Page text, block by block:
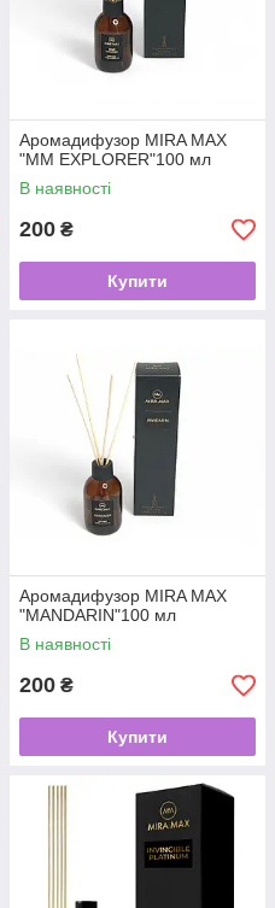
Аромадифузор MIRA MAX
"MM EXPLORER"100 мл
В наявності
200 ₴
Купити
Аромадифузор MIRA MAX
"MANDARIN"100 мл
В наявності
200 ₴
Купити